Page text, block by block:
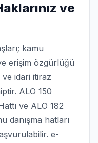
ve
kamu
erişim özgürlüğü
ve idari itiraz
ALO 150
ve ALO 182
danışma hatları
e-